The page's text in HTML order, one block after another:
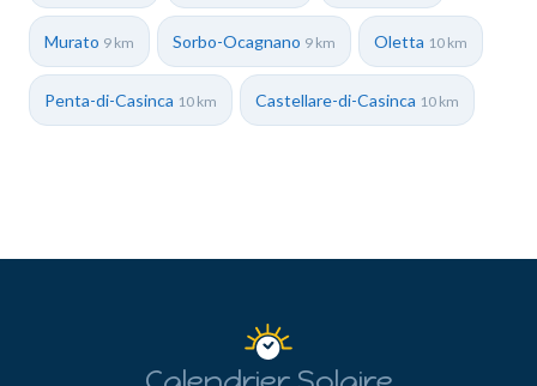
Murato 9 km Sorbo-Ocagnano 9 km Oletta 10 km
Penta-di-Casinca 10 km Castellare-di-Casinca 10 km